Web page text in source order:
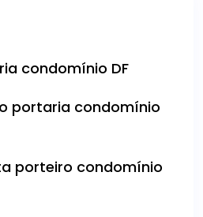
condomínio DF
portaria condomínio
porteiro condomínio